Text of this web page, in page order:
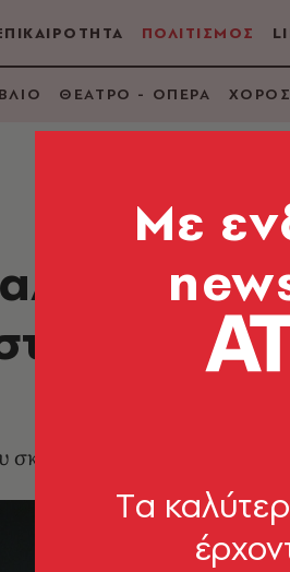
ΠΟΛΙΤΙΣΜΟΣ
ΘΕΑΤΡΟ - ΟΠΕΡΑ ΧΟΡΟΣ
σεναριογράφου
Mε
Tα